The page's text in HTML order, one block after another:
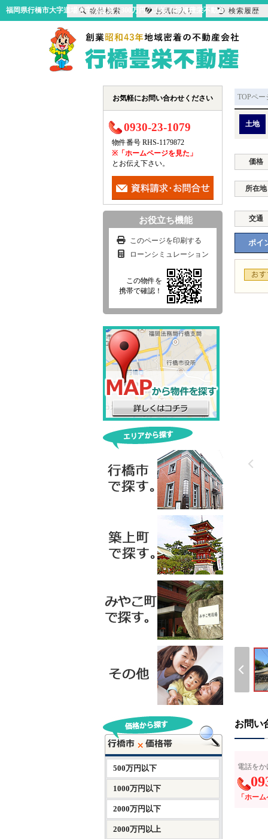
福岡県行橋市大字道場寺字小堤原｜300万円の土地｜行橋豊栄不動産
TOPペー
土地
価格
所在地
交通
ポイ
お問い
電話をか
「ホー
お気軽にお問い合わせください
0930-23-1079
物件番号 RHS-1179872
※「ホームページを見た」
とお伝え下さい。
お役立ち機能
このページを印刷する
ローンシミュレーション
この物件を
携帯で確認！
500万円以下
1000万円以下
2000万円以下
2000万円以上
物件検索 お気に入り 検索履歴